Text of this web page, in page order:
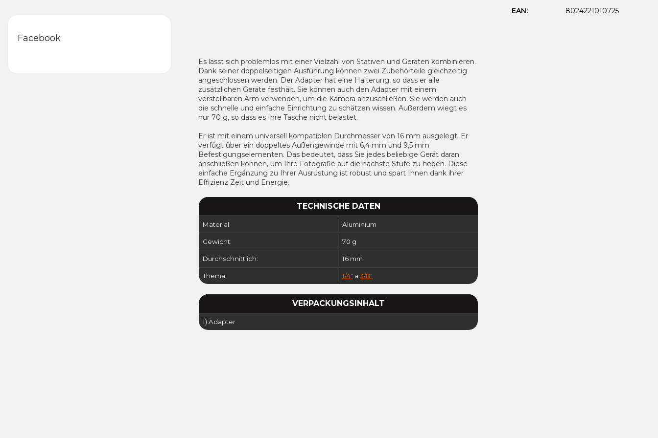
Facebook
Es lässt sich problemlos mit einer Vielzahl von Stativen und Geräten kombinieren.
Dank seiner doppelseitigen Ausführung können zwei Zubehörteile gleichzeitig
angeschlossen werden. Der Adapter hat eine Halterung, so dass er alle
zusätzlichen Geräte festhält. Sie können auch den Adapter mit einem
verstellbaren Arm verwenden, um die Kamera anzuschließen. Sie werden auch
die schnelle und einfache Einrichtung zu schätzen wissen. Außerdem wiegt es
nur 70 g, so dass es Ihre Tasche nicht belastet.
Er ist mit einem universell kompatiblen Durchmesser von 16 mm ausgelegt. Er
verfügt über ein doppeltes Außengewinde mit 6,4 mm und 9,5 mm
Befestigungselementen. Das bedeutet, dass Sie jedes beliebige Gerät daran
anschließen können, um Ihre Fotografie auf die nächste Stufe zu heben. Diese
einfache Ergänzung zu Ihrer Ausrüstung ist robust und spart Ihnen dank ihrer
Effizienz Zeit und Energie.
TECHNISCHE DATEN
Material: Aluminium
Gewicht: 70 g
Durchschnittlich: 16 mm
Thema: 1/4" a 3/8"
VERPACKUNGSINHALT
1) Adapter
EAN: 8024221010725